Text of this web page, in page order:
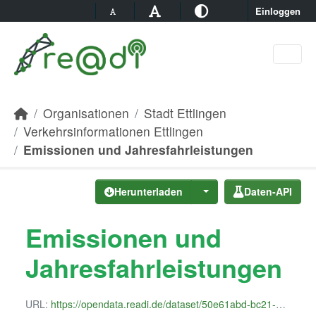
Einloggen
Organisationen
Stadt Ettlingen
Verkehrsinformationen Ettlingen
Emissionen und Jahresfahrleistungen
Herunterladen Daten-API
Emissionen und
Jahresfahrleistungen
URL: https://opendata.readi.de/dataset/50e61abd-bc21-46b6-98cd-ee40d2b45bae/resource/12ebadf3-388b-41fd-89c4-42712ec84d6e/download/emissionen-und-jahresfahrleistungen.csv